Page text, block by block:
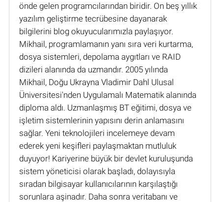
önde gelen programcılarından biridir. On beş yıllık
yazılım geliştirme tecrübesine dayanarak
bilgilerini blog okuyucularımızla paylaşıyor.
Mikhail, programlamanın yanı sıra veri kurtarma,
dosya sistemleri, depolama aygıtları ve RAID
dizileri alanında da uzmandır. 2005 yılında
Mikhail, Doğu Ukrayna Vladimir Dahl Ulusal
Üniversitesi'nden Uygulamalı Matematik alanında
diploma aldı. Uzmanlaşmış BT eğitimi, dosya ve
işletim sistemlerinin yapısını derin anlamasını
sağlar. Yeni teknolojileri incelemeye devam
ederek yeni keşifleri paylaşmaktan mutluluk
duyuyor! Kariyerine büyük bir devlet kuruluşunda
sistem yöneticisi olarak başladı, dolayısıyla
sıradan bilgisayar kullanıcılarının karşılaştığı
sorunlara aşinadır. Daha sonra veritabanı ve